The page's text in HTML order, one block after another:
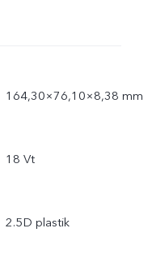
164,30×76,10×8,38 mm
18 Vt
2.5D plastik